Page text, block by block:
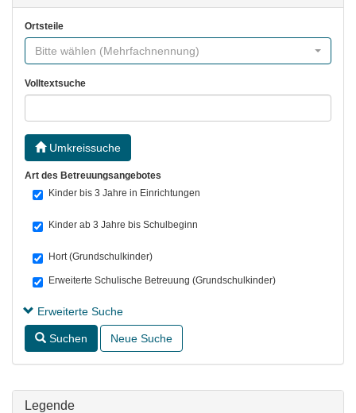
Ortsteile
Bitte wählen (Mehrfachnennung)
Volltextsuche
Umkreissuche
Art des Betreuungsangebotes
Kinder bis 3 Jahre in Einrichtungen
Kinder ab 3 Jahre bis Schulbeginn
Hort (Grundschulkinder)
Erweiterte Schulische Betreuung (Grundschulkinder)
Erweiterte Suche
Suchen Neue Suche
Legende